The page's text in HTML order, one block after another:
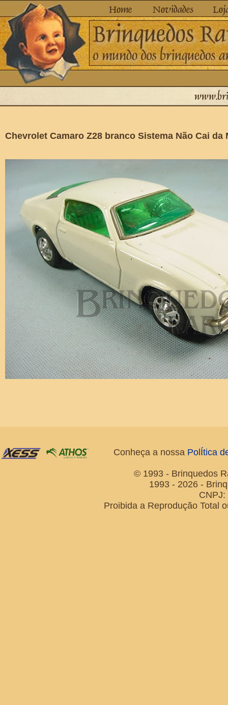
Chevrolet Camaro Z28 branco Sistema Não Cai
Conheça a nossa PolÍtica
© 1993 - Brinquedos
1993 - 2026 -
Proibida a Reprodução